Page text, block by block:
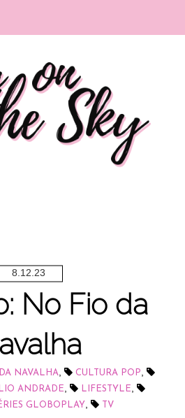
8.12.23
No Fio da
NAVALHA, CULTURA POP,
ANDRADE, LIFESTYLE,
GLOBOPLAY, TV